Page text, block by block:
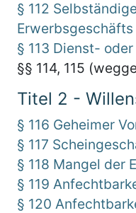
§ 112
Erwerbsgeschäfts
§ 113 Dienst-
§§ 114, 115
Titel 2 -
§ 116 Geheimer
§ 117
§ 118 Mangel der
§ 119
§ 120